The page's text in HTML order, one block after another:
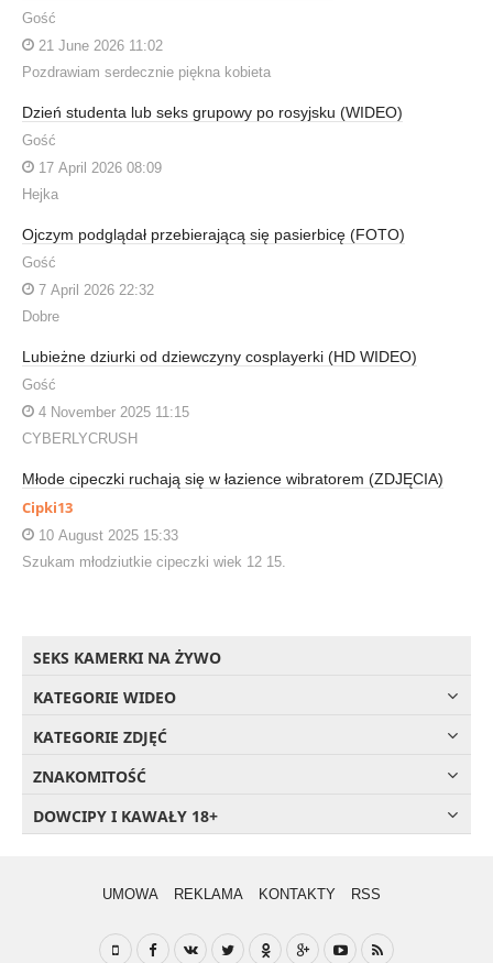
Gość
21 June 2026 11:02
Pozdrawiam serdecznie piękna kobieta
Dzień studenta lub seks grupowy po rosyjsku (WIDEO)
Gość
17 April 2026 08:09
Hejka
Ojczym podglądał przebierającą się pasierbicę (FOTO)
Gość
7 April 2026 22:32
Dobre
Lubieżne dziurki od dziewczyny cosplayerki (HD WIDEO)
Gość
4 November 2025 11:15
CYBERLYCRUSH
Młode cipeczki ruchają się w łazience wibratorem (ZDJĘCIA)
Cipki13
10 August 2025 15:33
Szukam młodziutkie cipeczki wiek 12 15.
SEKS KAMERKI NA ŻYWO
KATEGORIE WIDEO
KATEGORIE ZDJĘĆ
ZNAKOMITOŚĆ
DOWCIPY I KAWAŁY 18+
UMOWA REKLAMA KONTAKTY RSS